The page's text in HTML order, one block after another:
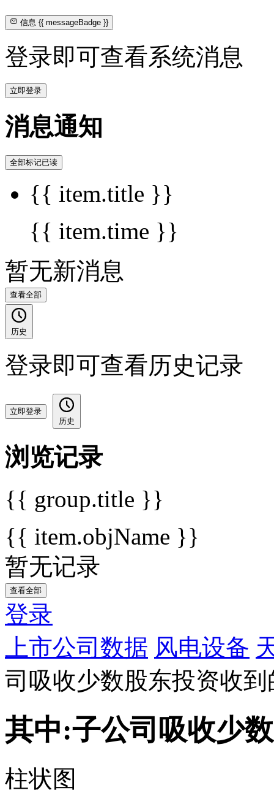
信息{{ messageBadge }}
登录即可查看系统消息
立即登录
消息通知
全部标记已读
{{ item.title }}
{{ item.time }}
暂无新消息
查看全部
历史
登录即可查看历史记录
立即登录
历史
浏览记录
{{ group.title }}
{{ item.objName }}
暂无记录
查看全部
登录
上市公司数据 风电设备
司吸收少数股东投资收到
其中:子公司吸收少
柱状图